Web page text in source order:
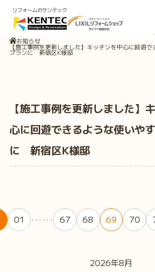
リフォームのケンテック
お知らせ
【施工事例を更新しました】キッチンを中心に回遊
プランに 新宿区K様邸
【施工事例を更新しました】
心に回遊できるような使いや
に 新宿区K様邸
01 ・・・・・・ 67 68 69 70
2026年8月